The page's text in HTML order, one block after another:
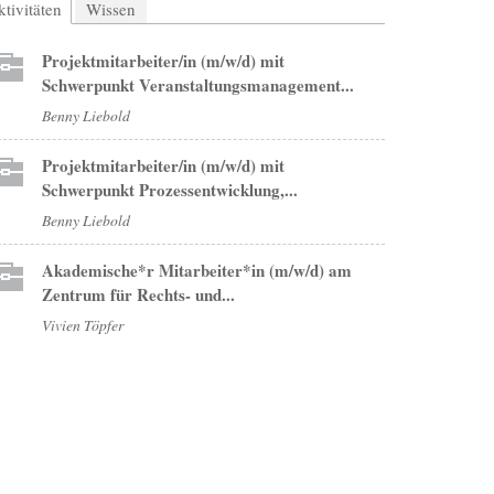
(aktiver Reiter)
Wissen
Projektmitarbeiter/in (m/w/d) mit
Schwerpunkt Veranstaltungsmanagement...
Benny Liebold
Projektmitarbeiter/in (m/w/d) mit
Schwerpunkt Prozessentwicklung,...
Benny Liebold
Akademische*r Mitarbeiter*in (m/w/d) am
Zentrum für Rechts- und...
Vivien Töpfer